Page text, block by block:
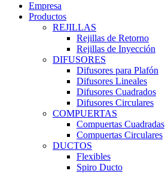
Empresa
Productos
REJILLAS
Rejillas de Retorno
Rejillas de Inyección
DIFUSORES
Difusores para Plafón
Difusores Lineales
Difusores Cuadrados
Difusores Circulares
COMPUERTAS
Compuertas Cuadradas
Compuertas Circulares
DUCTOS
Flexibles
Spiro Ducto